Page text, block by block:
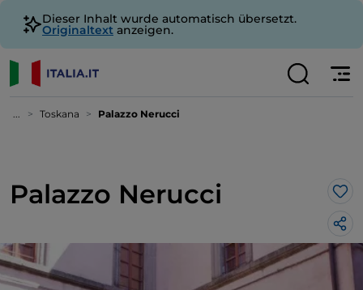
Dieser Inhalt wurde automatisch übersetzt.
Originaltext anzeigen.
... Toskana Palazzo Nerucci
Palazzo Nerucci